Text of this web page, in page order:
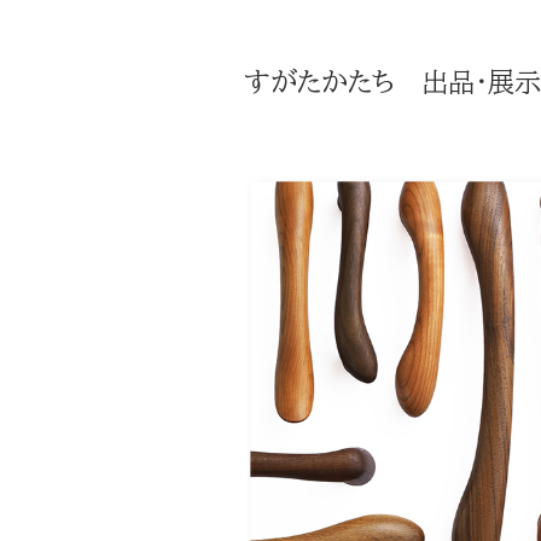
すがたかたち 出品・展